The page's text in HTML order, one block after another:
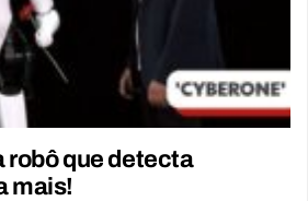
robô que detecta
mais!